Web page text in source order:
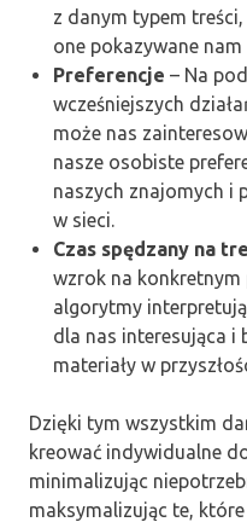
z danym typem
one pokazywane nam
Preferencje – Na
wcześniejszych
może nas
nasze osobiste
naszych znajomych i
w sieci.
Czas spędzany na
wzrok na konkretnym
algorytmy
dla nas interesująca i
materiały w
Dzięki tym wszystkim
kreować indywidualne
minimalizując
maksymalizując te,